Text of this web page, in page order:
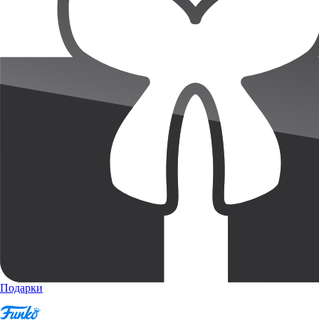
Подарки